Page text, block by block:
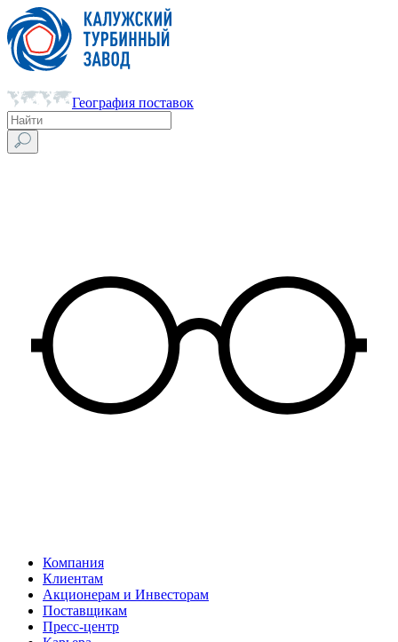
География поставок
Компания
Клиентам
Акционерам и Инвесторам
Поставщикам
Пресс-центр